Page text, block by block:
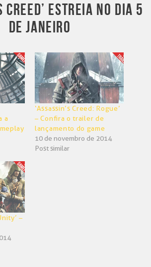
CREED’ ESTREIA NO DIA 5
DE JANEIRO
a
‘Assassin’s Creed: Rogue’
– Confira o trailer de
lançamento do game
10 de novembro de 2014
Post similar
–